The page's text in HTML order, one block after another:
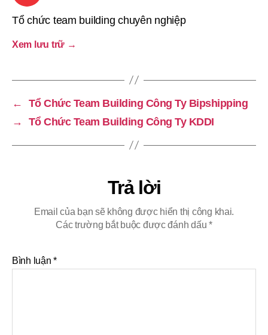
Tổ chức team building chuyên nghiệp
Xem lưu trữ →
←
Tổ Chức Team Building Công Ty Bipshipping
→
Tổ Chức Team Building Công Ty KDDI
Trả lời
Email của bạn sẽ không được hiển thị công khai.
Các trường bắt buộc được đánh dấu*
Bình luận*